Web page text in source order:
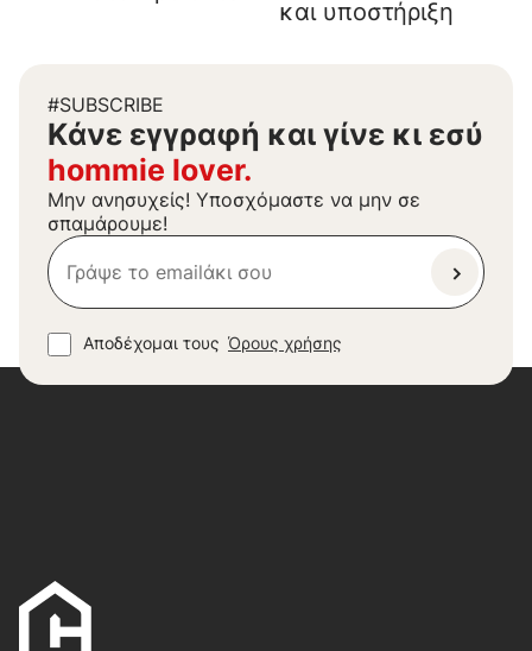
και υποστήριξη
#SUBSCRIBE
Kάνε εγγραφή και γίνε κι εσύ
hommie lover.
Μην ανησυχείς! Υποσχόμαστε να μην σε
σπαμάρουμε!
Αποδέχομαι τους Όρους χρήσης